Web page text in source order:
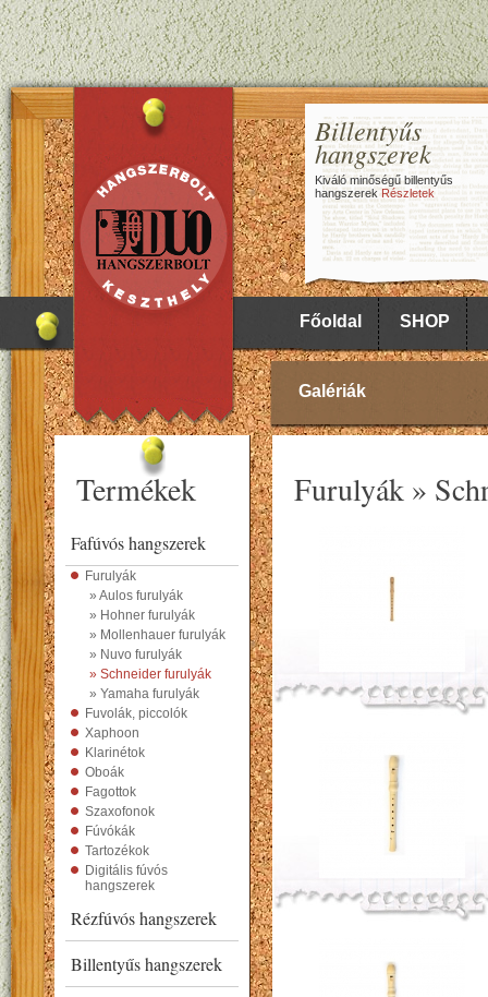
Billentyűs
hangszerek
Kiváló minőségű billentyűs
hangszerekRészletek
Főoldal SHOP
Galériák
Termékek
Fafúvós hangszerek
Furulyák
» Aulos furulyák
» Hohner furulyák
» Mollenhauer furulyák
» Nuvo furulyák
» Schneider furulyák
» Yamaha furulyák
Fuvolák, piccolók
Xaphoon
Klarinétok
Oboák
Fagottok
Szaxofonok
Fúvókák
Tartozékok
Digitális fúvós
hangszerek
Rézfúvós hangszerek
Billentyűs hangszerek
Furulyák »